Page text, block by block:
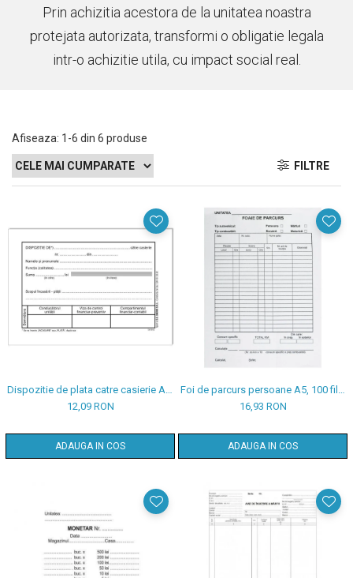
Prin achizitia acestora de la unitatea noastra
protejata autorizata, transformi o obligatie legala
intr-o achizitie utila, cu impact social real.
Afiseaza: 1-6 din 6 produse
FILTRE
Dispozitie de plata catre casierie A6,
100 file, print f/v
12,09 RON
ADAUGA IN COS
Foi de parcurs persoane A5, 100 file,
print f/v
16,93 RON
ADAUGA IN COS